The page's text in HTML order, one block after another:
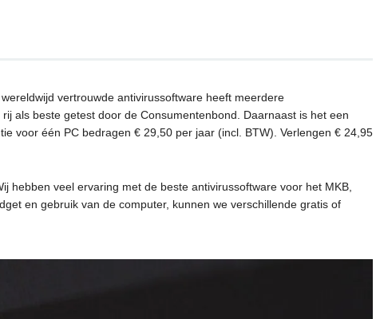
vertrouwde antivirussoftware heeft meerdere
als beste getest door de Consumentenbond. Daarnaast is het een
voor één PC bedragen € 29,50 per jaar (incl. BTW). Verlengen € 24,95
hebben veel ervaring met de beste antivirussoftware voor het MKB,
en gebruik van de computer, kunnen we verschillende gratis of